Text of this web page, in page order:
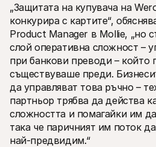
„Защитата на купувача на
конкурира с картите“,
Product Manager в Mollie, „но
слой оперативна сложност –
при банкови преводи – който
съществуваше преди.
да управляват това ръчно –
партньор трябва да действа
сложността и помагайки им
така че паричният им поток
най-предвидим.“